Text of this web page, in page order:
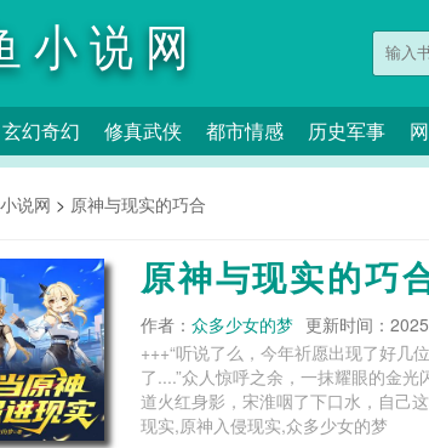
小说网
玄幻奇幻 修真武侠 都市情感 历史军事
说网 > 原神与现实的巧合
原神与现实的巧
作者： 众多少女的梦 更新时间：
+++“听说了么，今年祈愿出现了好几
了....”众人惊呼之余，一抹耀眼的金
道火红身影，宋淮咽了下口水，自己这算歪了么？多年后，当别人用着
现实,原神入侵现实,众多少女的梦